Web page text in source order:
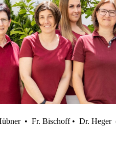
• Fr. Bischoff • Dr.